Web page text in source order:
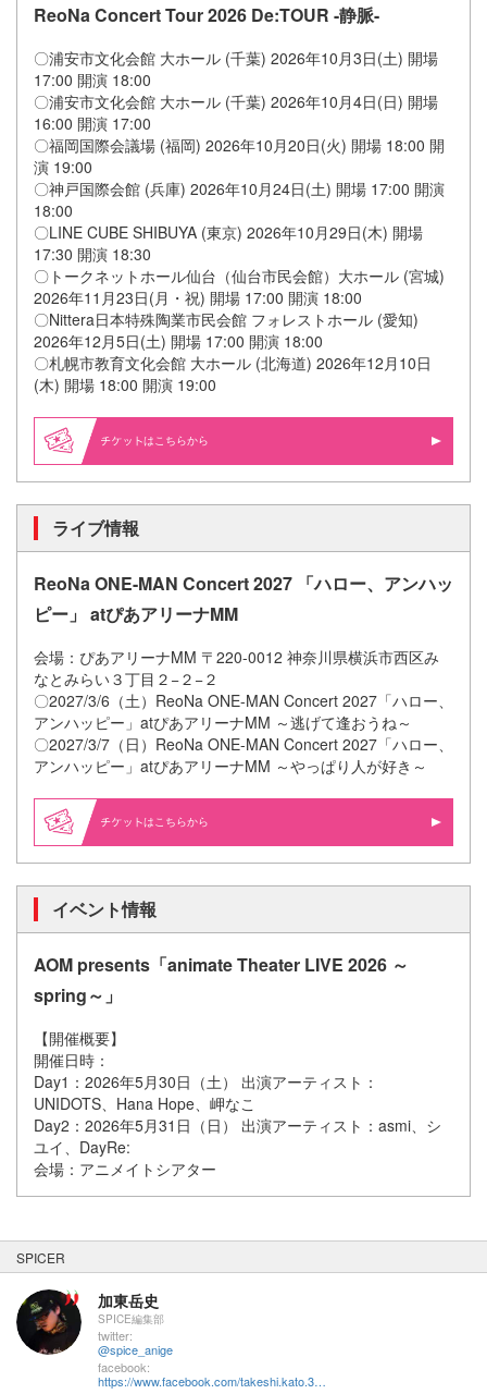
ReoNa Concert Tour 2026 De:TOUR -静脈-
〇浦安市文化会館 大ホール (千葉) 2026年10月3日(土) 開場
17:00 開演 18:00
〇浦安市文化会館 大ホール (千葉) 2026年10月4日(日) 開場
16:00 開演 17:00
〇福岡国際会議場 (福岡) 2026年10月20日(火) 開場 18:00 開
演 19:00
〇神戸国際会館 (兵庫) 2026年10月24日(土) 開場 17:00 開演
18:00
〇LINE CUBE SHIBUYA (東京) 2026年10月29日(木) 開場
17:30 開演 18:30
〇トークネットホール仙台（仙台市民会館）大ホール (宮城)
2026年11月23日(月・祝) 開場 17:00 開演 18:00
〇Nittera日本特殊陶業市民会館 フォレストホール (愛知)
2026年12月5日(土) 開場 17:00 開演 18:00
〇札幌市教育文化会館 大ホール (北海道) 2026年12月10日
(木) 開場 18:00 開演 19:00
はこちらから
ライブ情報
ReoNa ONE-MAN Concert 2027 「ハロー、アンハッ
ピー」 atぴあアリーナMM
会場：ぴあアリーナMM 〒220-0012 神奈川県横浜市西区み
なとみらい３丁目２−２−２
〇2027/3/6（土）ReoNa ONE-MAN Concert 2027「ハロー、
アンハッピー」atぴあアリーナMM ～逃げて逢おうね～
〇2027/3/7（日）ReoNa ONE-MAN Concert 2027「ハロー、
アンハッピー」atぴあアリーナMM ～やっぱり人が好き～
はこちらから
イベント情報
AOM presents「animate Theater LIVE 2026 ～
spring～」
【開催概要】
開催日時：
Day1：2026年5月30日（土） 出演アーティスト：
UNIDOTS、Hana Hope、岬なこ
Day2：2026年5月31日（日） 出演アーティスト：asmi、シ
ユイ、DayRe:
会場：アニメイトシアター
SPICER
加東岳史
SPICE編集部
twitter:
@spice_anige
facebook:
https://www.facebook.com/takeshi.kato.3557